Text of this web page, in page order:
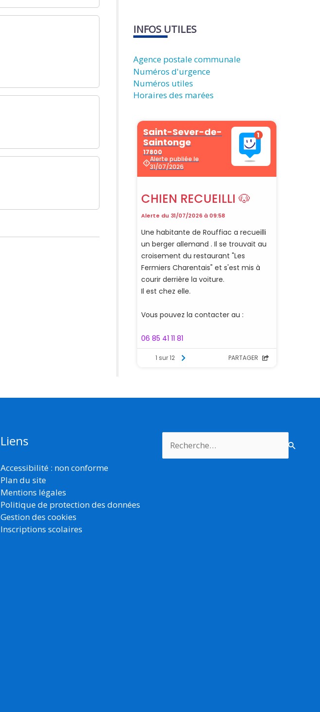
INFOS UTILES
Agence postale communale
Numéros d'urgence
Numéros utiles
Horaires des marées
Liens
Accessibilité : non conforme
Plan du site
Mentions légales
Politique de protection des données
Gestion des cookies
Inscriptions scolaires